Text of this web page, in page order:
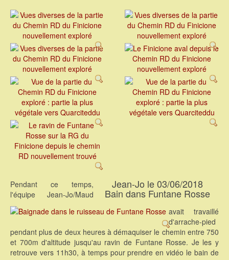
Jean-Jo le 03/06/2018
Bain dans Funtane Rosse
Pendant ce temps,
l'équipe Jean-Jo/Maud
avait travaillé
d'arrache-pied
pendant plus de deux heures à démaquiser le chemin entre 750
et 700m d'altitude jusqu'au ravin de Funtane Rosse. Je les y
retrouve vers 11h30, à temps pour prendre en vidéo le bain de